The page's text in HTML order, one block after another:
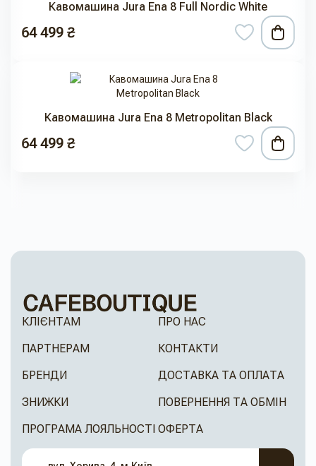
Кавомашина Jura Ena 8 Full Nordic White
64 499 ₴
Кавомашина Jura Ena 8 Metropolitan Black
64 499 ₴
КЛІЄНТАМ
ПАРТНЕРАМ
БРЕНДИ
ЗНИЖКИ
ПРОГРАМА ЛОЯЛЬНОСТІ
ПРО НАС
КОНТАКТИ
ДОСТАВКА ТА ОПЛАТА
ПОВЕРНЕННЯ ТА ОБМІН
ОФЕРТА